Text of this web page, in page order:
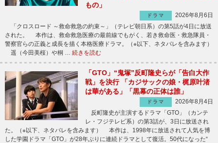
もの」
ドラマ
2026年8月6日
「クロスロード ～救命救急の約束～」（テレビ朝日系）の第5話が4日に放送
された。 本作は、救命救急医療の最前線でもがく、若き救命医・救急隊員・
警察官らの正義と成長を描く本格医療ドラマ。（※以下、ネタバレを含みます）
遥（今田美桜）や桐 … 続きを読む
「GTO」“鬼塚”反町隆史らが「告白大作
戦」を決行 「カジサックの娘・梶原叶渚
は華がある」「黒幕の正体は誰」
ドラマ
2026年8月4日
反町隆史が主演するドラマ「GTO」（カンテ
レ・フジテレビ系）の第3話が、3日に放送され
た。（※以下、ネタバレを含みます） 本作は、1998年に放送されて人気を博
した学園ドラマ「GTO」が28年ぶりに連続ドラマとして復活。50代になった“